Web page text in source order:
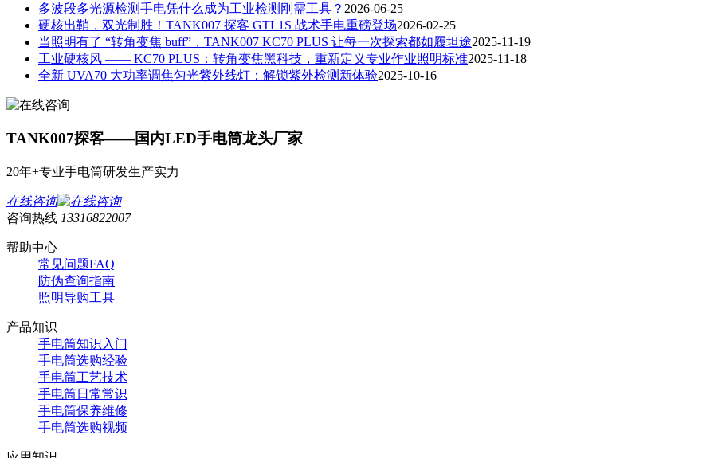
多波段多光源检测手电凭什么成为工业检测刚需工具？ 2026-06-25
硬核出鞘，双光制胜！TANK007 探客 GTL1S 战术手电重磅登场2026-02-25
当照明有了 “转角变焦 buff”，TANK007 KC70 PLUS 让每一次探索都如履坦途2025-11-19
工业硬核风 —— KC70 PLUS：转角变焦黑科技，重新定义专业作业照明标准2025-11-18
全新 UVA70 大功率调焦匀光紫外线灯：解锁紫外检测新体验2025-10-16
TANK007探客——国内LED手电筒龙头厂家
20年+专业手电筒研发生产实力
在线咨询
咨询热线 13316822007
帮助中心
常见问题FAQ
防伪查询指南
照明导购工具
产品知识
手电筒知识入门
手电筒选购经验
手电筒工艺技术
手电筒日常常识
手电筒保养维修
手电筒选购视频